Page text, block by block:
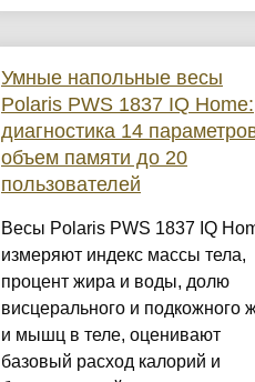
Умные напольные весы
Polaris PWS 1837 IQ Home:
диагностика 14
объем памяти до 20
пользователей
Весы Polaris PWS 1837 IQ
измеряют индекс массы тела,
процент жира и воды, долю
висцерального и подкожного
и мышц в теле, оценивают
базовый расход калорий и